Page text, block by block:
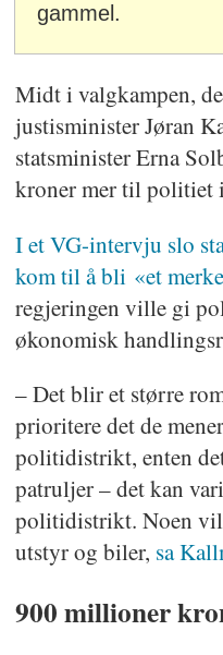
gammel.
Midt i valgkampen,
justisminister Jøran
statsminister Erna
kroner mer til politiet
I et VG-intervju slo
kom til å bli «et
regjeringen ville gi
økonomisk
– Det blir et større
prioritere det de
politidistrikt, enten
patruljer – det kan
politidistrikt. Noen
utstyr og biler, sa
900 millioner